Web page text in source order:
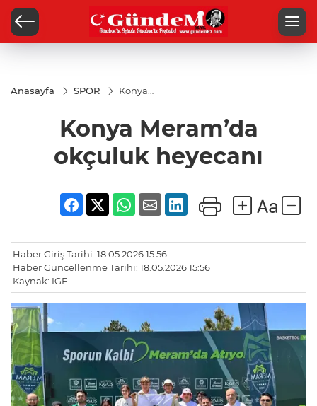
Anasayfa SPOR
Konya
heyecanı
Konya Meram’da
okçuluk heyecanı
Haber Giriş Tarihi: 18.05.2026 15:56
Haber Güncellenme Tarihi: 18.05.2026 15:56
Kaynak: IGF